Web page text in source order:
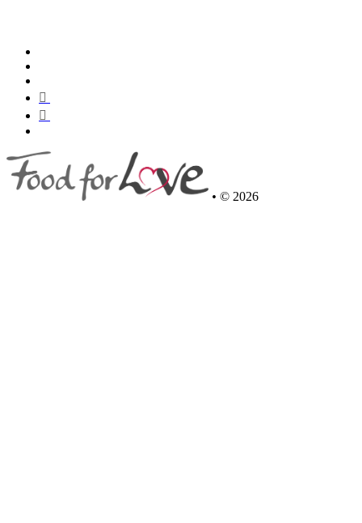
• © 2026